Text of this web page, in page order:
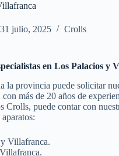
31 julio, 2025 Crolls
en Los Palacios y
la provincia puede solicitar
con más de 20 años de
Crolls, puede contar con
Villafranca.